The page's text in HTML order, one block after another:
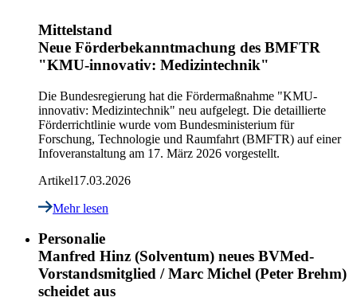
Mittelstand
Neue Förderbekanntmachung des BMFTR
"KMU-innovativ: Medizintechnik"
Die Bundesregierung hat die Fördermaßnahme "KMU-
innovativ: Medizintechnik" neu aufgelegt. Die detaillierte
Förderrichtlinie wurde vom Bundesministerium für
Forschung, Technologie und Raumfahrt (BMFTR) auf einer
Infoveranstaltung am 17. März 2026 vorgestellt.
Artikel17.03.2026
Mehr lesen
Personalie
Manfred Hinz (Solventum) neues BVMed-
Vorstandsmitglied / Marc Michel (Peter Brehm)
scheidet aus